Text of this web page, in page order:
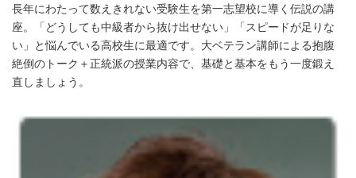
長年にわたって数えきれない受験生を第一志望校に導く伝説の講
座。「どうしても中級者から抜け出せない」「スピードが足りな
い」と悩んでいる高校生に最適です。大ベテラン講師による抱腹
絶倒のトーク＋正統派の授業内容で、基礎と基本をもう一度鍛え
直しましょう。